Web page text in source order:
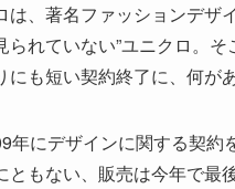
、著名ファッションデザ
られていない”ユニクロ。
にも短い契約終了に、何が
年にデザインに関する契約
ともない、販売は今年で最